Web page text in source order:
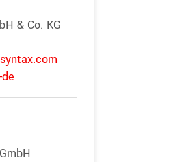
& Co. KG